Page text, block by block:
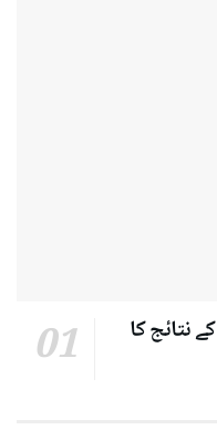
پنجاب، تعلیمی بورڈزمیٹرک 2024 کے نتائج کا